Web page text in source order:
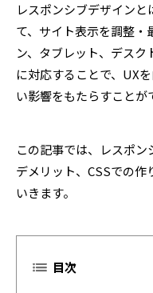
レスポンシブデザイン
て、サイト表示を調整・
ン、タブレット、デス
に対応することで、UX
い影響をもたらすことが
この記事では、レスポン
デメリット、CSSでの
いきます。
目次